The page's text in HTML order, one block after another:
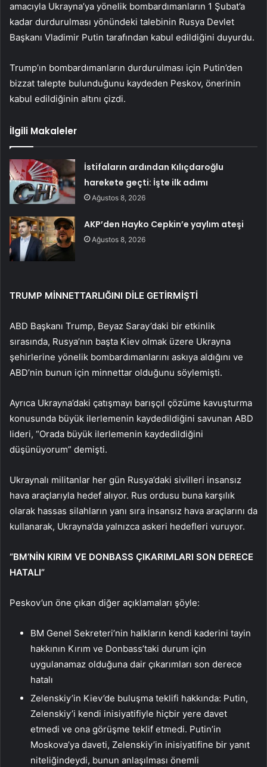
amacıyla Ukrayna’ya yönelik bombardımanların 1 Şubat’a
kadar durdurulması yönündeki talebinin Rusya Devlet
Başkanı Vladimir Putin tarafından kabul edildiğini duyurdu.
Trump’ın bombardımanların durdurulması için Putin’den
bizzat talepte bulunduğunu kaydeden Peskov, önerinin
kabul edildiğinin altını çizdi.
İlgili Makaleler
İstifaların ardından Kılıçdaroğlu
harekete geçti: İşte ilk adımı
Ağustos 8, 2026
AKP’den Hayko Cepkin’e yaylım ateşi
Ağustos 8, 2026
TRUMP MİNNETTARLIĞINI DİLE GETİRMİŞTİ
ABD Başkanı Trump, Beyaz Saray’daki bir etkinlik
sırasında, Rusya’nın başta Kiev olmak üzere Ukrayna
şehirlerine yönelik bombardımanlarını askıya aldığını ve
ABD’nin bunun için minnettar olduğunu söylemişti.
Ayrıca Ukrayna’daki çatışmayı barışçıl çözüme kavuşturma
konusunda büyük ilerlemenin kaydedildiğini savunan ABD
lideri, “Orada büyük ilerlemenin kaydedildiğini
düşünüyorum” demişti.
Ukraynalı militanlar her gün Rusya’daki sivilleri insansız
hava araçlarıyla hedef alıyor. Rus ordusu buna karşılık
olarak hassas silahların yanı sıra insansız hava araçlarını da
kullanarak, Ukrayna’da yalnızca askeri hedefleri vuruyor.
“BM’NİN KIRIM VE DONBASS ÇIKARIMLARI SON DERECE
HATALI”
Peskov’un öne çıkan diğer açıklamaları şöyle:
BM Genel Sekreteri’nin halkların kendi kaderini tayin
hakkının Kırım ve Donbass’taki durum için
uygulanamaz olduğuna dair çıkarımları son derece
hatalı
Zelenskiy’in Kiev’de buluşma teklifi hakkında: Putin,
Zelenskiy’i kendi inisiyatifiyle hiçbir yere davet
etmedi ve ona görüşme teklif etmedi. Putin’in
Moskova’ya daveti, Zelenskiy’in inisiyatifine bir yanıt
niteliğindeydi, bunun anlaşılması önemli